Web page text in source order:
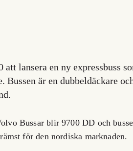
lansera en ny expressbuss
är en dubbeldäckare
Bussar blir 9700 DD och
för den nordiska marknaden.